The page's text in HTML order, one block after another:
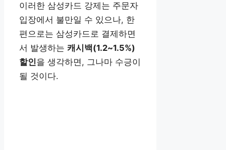
이러한 삼성카드 강제는 주문자
입장에서 불만일 수 있으나, 한
편으로는 삼성카드로 결제하면
서 발생하는 캐시백(1.2~1.5%)
할인을 생각하면, 그나마 수긍이
될 것이다.